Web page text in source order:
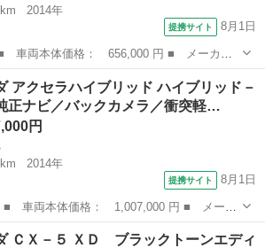
2014年
提携サイト 8月1日
デミオ ■ グレード名： ＸＤツーリン
ティパッケージ／マツダコネクトナビ／地
オ
アクセラハイブリッド ハイブリッド－
ナビ／バックカメラ／衝突軽…
円
2014年
提携サイト 8月1日
： アクセラハイブリッド ■ グレード
純正ナビ／バックカメラ／衝突軽減装置／
他
ＣＸ－５ ＸＤ ブラックトーンエディ